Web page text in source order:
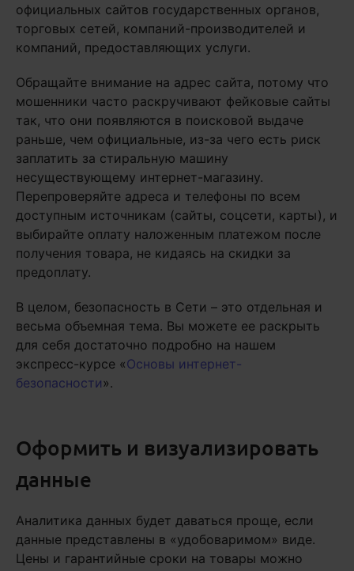
официальных сайтов государственных органов,
торговых сетей, компаний-производителей и
компаний, предоставляющих услуги.
Обращайте внимание на адрес сайта, потому что
мошенники часто раскручивают фейковые сайты
так, что они появляются в поисковой выдаче
раньше, чем официальные, из-за чего есть риск
заплатить за стиральную машину
несуществующему интернет-магазину.
Перепроверяйте адреса и телефоны по всем
доступным источникам (сайты, соцсети, карты), и
выбирайте оплату наложенным платежом после
получения товара, не кидаясь на скидки за
предоплату.
В целом, безопасность в Сети – это отдельная и
весьма объемная тема. Вы можете ее раскрыть
для себя достаточно подробно на нашем
экспресс-курсе «Основы интернет-
безопасности».
Оформить и визуализировать
данные
Аналитика данных будет даваться проще, если
данные представлены в «удобоваримом» виде.
Цены и гарантийные сроки на товары можно